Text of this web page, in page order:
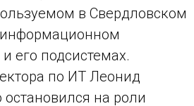
в Свердловском
его подсистемах.
по ИТ Леонид
на роли